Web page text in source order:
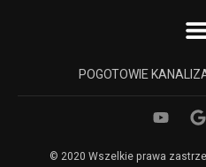
POGOTOWIE
© 2020 Wszelkie prawa